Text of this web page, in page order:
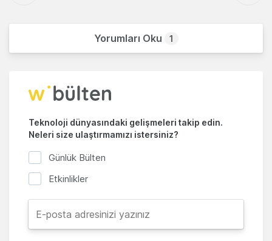
Yorumları Oku 1
Teknoloji dünyasındaki gelişmeleri takip edin.
Neleri size ulaştırmamızı istersiniz?
Günlük Bülten
Etkinlikler